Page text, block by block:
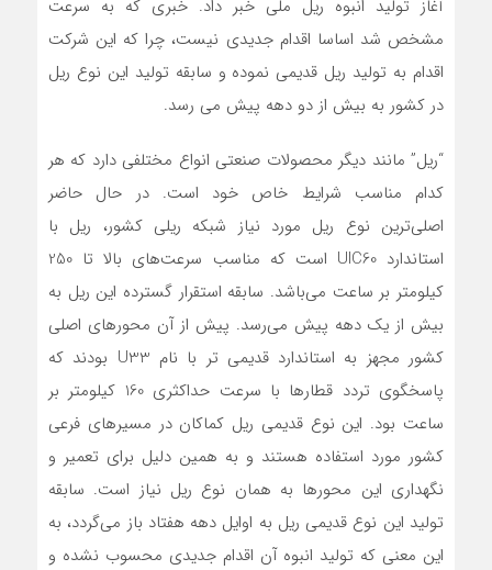
آغاز تولید انبوه ریل ملی خبر داد. خبری که به سرعت
مشخص شد اساسا اقدام جدیدی نیست، چرا که این شرکت
اقدام به تولید ریل قدیمی نموده و سابقه تولید این نوع ریل
در کشور به بیش از دو دهه پیش می رسد.
“ریل” مانند دیگر محصولات صنعتی انواع مختلفی دارد که هر
کدام مناسب شرایط خاص خود است. در حال حاضر
اصلی‌ترین نوع ریل مورد نیاز شبکه ریلی کشور، ریل با
استاندارد UIC60 است که مناسب سرعت‌های بالا تا 250
کیلومتر بر ساعت می‌باشد. سابقه استقرار گسترده این ریل به
بیش از یک دهه پیش می‌رسد. پیش از آن محورهای اصلی
کشور مجهز به استاندارد قدیمی تر با نام U33 بودند که
پاسخگوی تردد قطارها با سرعت حداکثری 160 کیلومتر بر
ساعت بود. این نوع قدیمی ریل کماکان در مسیرهای فرعی
کشور مورد استفاده هستند و به همین دلیل برای تعمیر و
نگهداری این محورها به همان نوع ریل نیاز است. سابقه
تولید این نوع قدیمی ریل به اوایل دهه هفتاد باز می‌گردد، به
این معنی که تولید انبوه آن اقدام جدیدی محسوب نشده و